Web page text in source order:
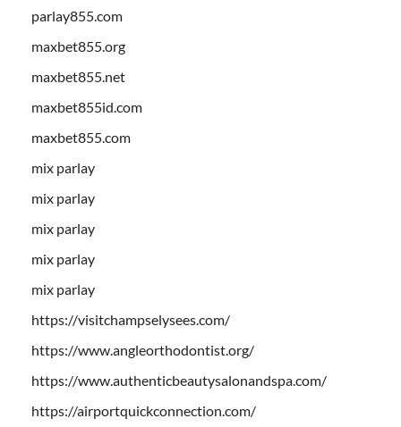
parlay855.com
maxbet855.org
maxbet855.net
maxbet855id.com
maxbet855.com
mix parlay
mix parlay
mix parlay
mix parlay
mix parlay
https://visitchampselysees.com/
https://www.angleorthodontist.org/
https://www.authenticbeautysalonandspa.com/
https://airportquickconnection.com/